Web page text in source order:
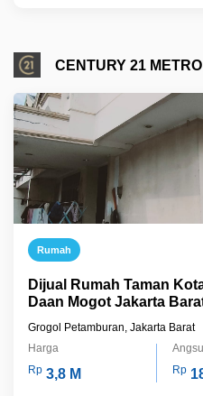
CENTURY 21 METRO
Rumah
Dijual Rumah Taman
Daan Mogot Jakarta
Grogol Petamburan, Jakarta Barat
Harga
Rp 3,8 M
Rp